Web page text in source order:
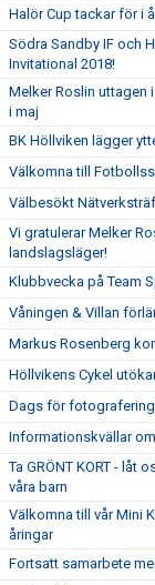
Halör Cup tackar för i
Södra Sandby IF och
Invitational 2018!
Melker Roslin uttagen
i maj
BK Höllviken lägger
Välkomna till
Välbesökt
Vi gratulerar Melker
landslagsläger!
Klubbvecka på Team
Våningen & Villan
Markus Rosenberg
Höllvikens Cykel
Dags för
Informationskvällar
Ta GRÖNT KORT -
våra barn
Välkomna till vår Mini
åringar
Fortsatt samarbete